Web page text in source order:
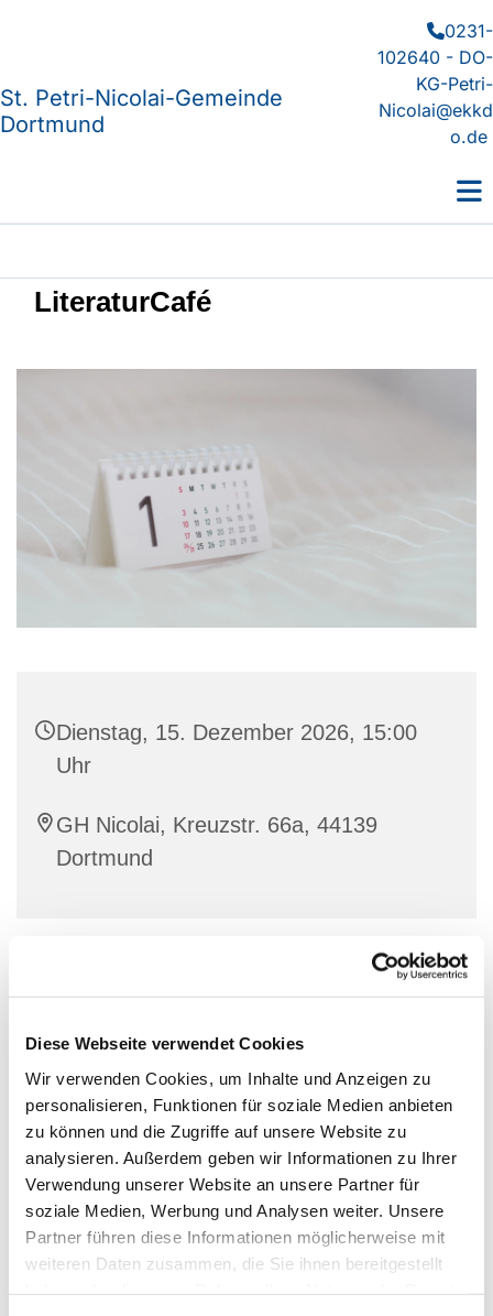
Diese Webseite verwendet Cookies
Wir verwenden Cookies, um Inhalte und Anzeigen zu
personalisieren, Funktionen für soziale Medien anbieten
zu können und die Zugriffe auf unsere Website zu
analysieren. Außerdem geben wir Informationen zu Ihrer
Verwendung unserer Website an unsere Partner für
soziale Medien, Werbung und Analysen weiter. Unsere
Partner führen diese Informationen möglicherweise mit
weiteren Daten zusammen, die Sie ihnen bereitgestellt
St. Petri-Nicolai-Gemeinde
Dortmund
0231-
102640 - DO-
KG-Petri-
Nicolai@ekkd
o.de
LiteraturCafé
Dienstag, 15. Dezember 2026, 15:00
Uhr
GH Nicolai, Kreuzstr. 66a, 44139
Dortmund